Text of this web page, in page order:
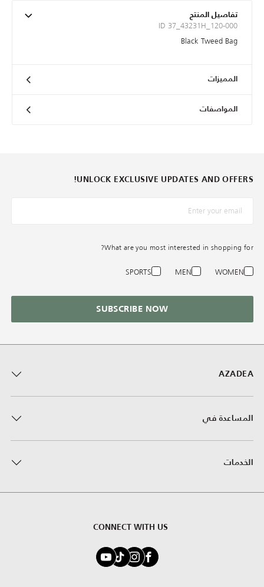
تفاصيل المنتج
ID 37_43231H_120-000
Black Tweed Bag
المميزات
المواصفات
AZADEA
المساعدة في
الخدمات
CONNECT WITH US
UNLOCK EXCLUSIVE UPDATES AND OFFERS!
*البريد الإلكترونيّ
What are you most interested in shopping for?
WOMEN
MEN
SPORTS
SUBSCRIBE NOW